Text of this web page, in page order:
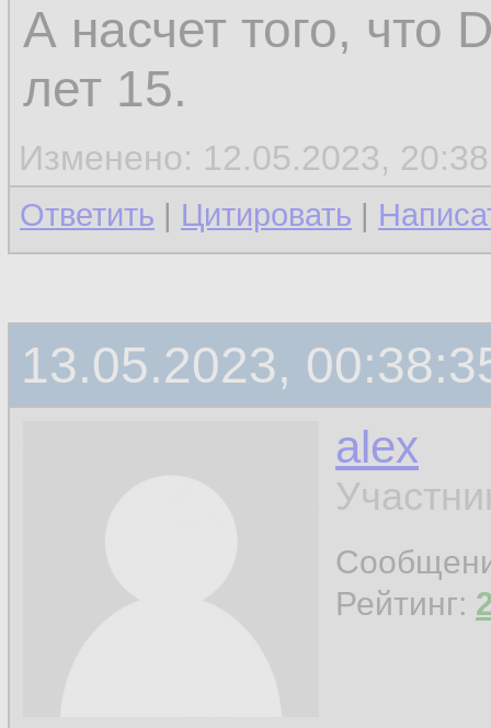
А насчет того, что
лет 15.
Изменено: 12.05.2023,
Ответить | Цитировать |
13.05.2023,
alex
Рейтинг: